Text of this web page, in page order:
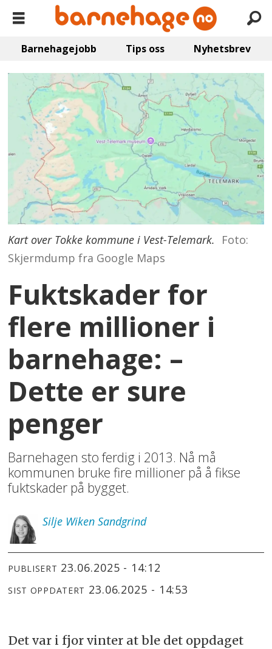
Barnehagejobb Tips oss Nyhetsbrev
Kart over Tokke kommune i Vest-Telemark.
Foto:
Skjermdump fra Google Maps
Fuktskader for
flere millioner i
barnehage: –
Dette er sure
penger
Barnehagen sto ferdig i 2013. Nå må
kommunen bruke fire millioner på å fikse
fuktskader på bygget.
Silje Wiken Sandgrind
PUBLISERT 23.06.2025 - 14:12
SIST OPPDATERT 23.06.2025 - 14:53
Det var i fjor vinter at ble det oppdaget